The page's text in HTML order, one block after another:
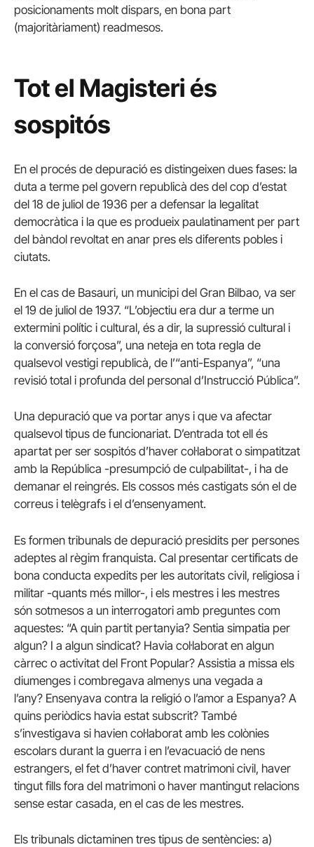
posicionaments molt dispars, en bona part
(majoritàriament) readmesos.
Tot el Magisteri és
sospitós
En el procés de depuració es distingeixen dues fases: la
duta a terme pel govern republicà des del cop d’estat
del 18 de juliol de 1936 per a defensar la legalitat
democràtica i la que es produeix paulatinament per part
del bàndol revoltat en anar pres els diferents pobles i
ciutats.
En el cas de Basauri, un municipi del Gran Bilbao, va ser
el 19 de juliol de 1937. “L’objectiu era dur a terme un
extermini polític i cultural, és a dir, la supressió cultural i
la conversió forçosa”, una neteja en tota regla de
qualsevol vestigi republicà, de l’“anti-Espanya”, “una
revisió total i profunda del personal d’Instrucció Pública”.
Una depuració que va portar anys i que va afectar
qualsevol tipus de funcionariat. D’entrada tot ell és
apartat per ser sospitós d’haver col·laborat o simpatitzat
amb la República -presumpció de culpabilitat-, i ha de
demanar el reingrés. Els cossos més castigats són el de
correus i telègrafs i el d’ensenyament.
Es formen tribunals de depuració presidits per persones
adeptes al règim franquista. Cal presentar certificats de
bona conducta expedits per les autoritats civil, religiosa i
militar -quants més millor-, i els mestres i les mestres
són sotmesos a un interrogatori amb preguntes com
aquestes: “A quin partit pertanyia? Sentia simpatia per
algun? I a algun sindicat? Havia col·laborat en algun
càrrec o activitat del Front Popular? Assistia a missa els
diumenges i combregava almenys una vegada a
l’any? Ensenyava contra la religió o l’amor a Espanya? A
quins periòdics havia estat subscrit? També
s’investigava si havien col·laborat amb les colònies
escolars durant la guerra i en l’evacuació de nens
estrangers, el fet d’haver contret matrimoni civil, haver
tingut fills fora del matrimoni o haver mantingut relacions
sense estar casada, en el cas de les mestres.
Els tribunals dictaminen tres tipus de sentències: a)